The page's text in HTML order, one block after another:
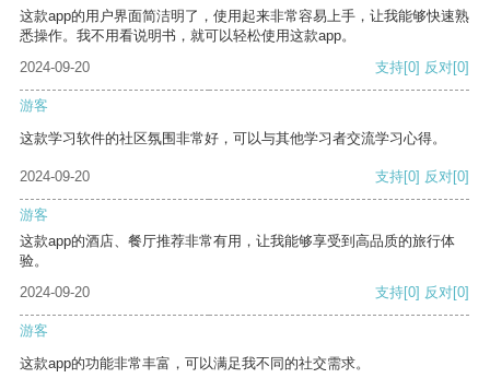
这款app的用户界面简洁明了，使用起来非常容易上手，让我能够快速熟
悉操作。我不用看说明书，就可以轻松使用这款app。
2024-09-20
支持[0] 反对[0]
游客
这款学习软件的社区氛围非常好，可以与其他学习者交流学习心得。
2024-09-20 支持[0] 反对[0]
游客
这款app的酒店、餐厅推荐非常有用，让我能够享受到高品质的旅行体
验。
2024-09-20
支持[0] 反对[0]
游客
这款app的功能非常丰富，可以满足我不同的社交需求。